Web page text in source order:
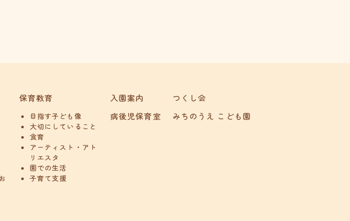
保育教育
目指す子ども像
大切にしていること
食育
アーティスト・アト
リエスタ
園での生活
子育て支援
入園案内
病後児保育室
つくし会
みちのうえ こども園